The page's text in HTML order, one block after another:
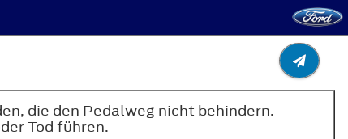
die den Pedalweg nicht behindern.
Tod führen.